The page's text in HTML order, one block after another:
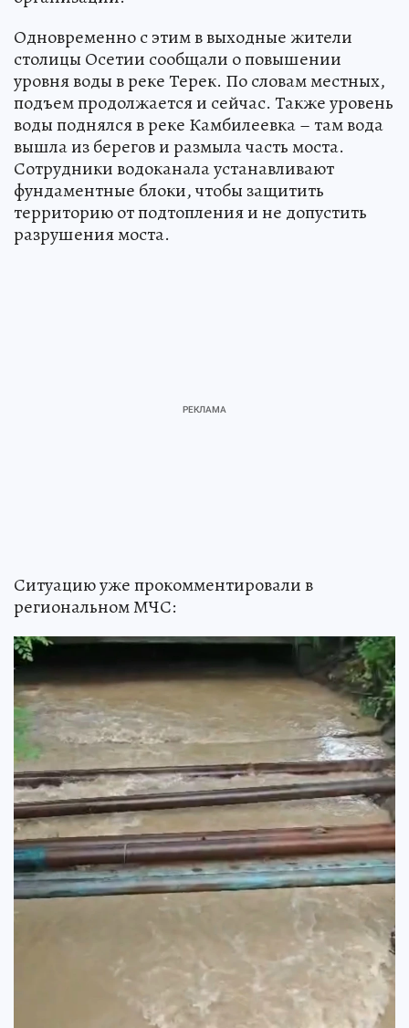
Одновременно с этим в выходные жители
столицы Осетии сообщали о повышении
уровня воды в реке Терек. По словам местных,
подъем продолжается и сейчас. Также уровень
воды поднялся в реке Камбилеевка – там вода
вышла из берегов и размыла часть моста.
Сотрудники водоканала устанавливают
фундаментные блоки, чтобы защитить
территорию от подтопления и не допустить
разрушения моста.
Ситуацию уже прокомментировали в
региональном МЧС: